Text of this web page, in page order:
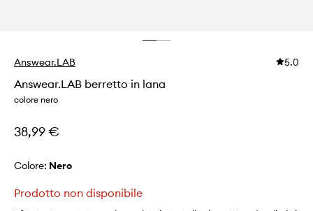
Answear.LAB 5.0
Answear.LAB berretto in lana
colore nero
38,99 €
Colore: nero
Prodotto non disponibile